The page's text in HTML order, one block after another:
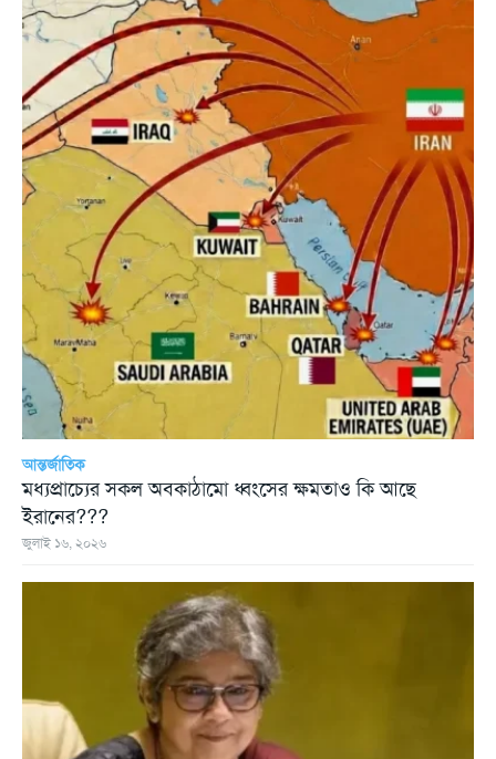
আন্তর্জাতিক
মধ্যপ্রাচ্যের সকল অবকাঠামো ধ্বংসের ক্ষমতাও কি আছে
ইরানের???
জুলাই ১৬, ২০২৬